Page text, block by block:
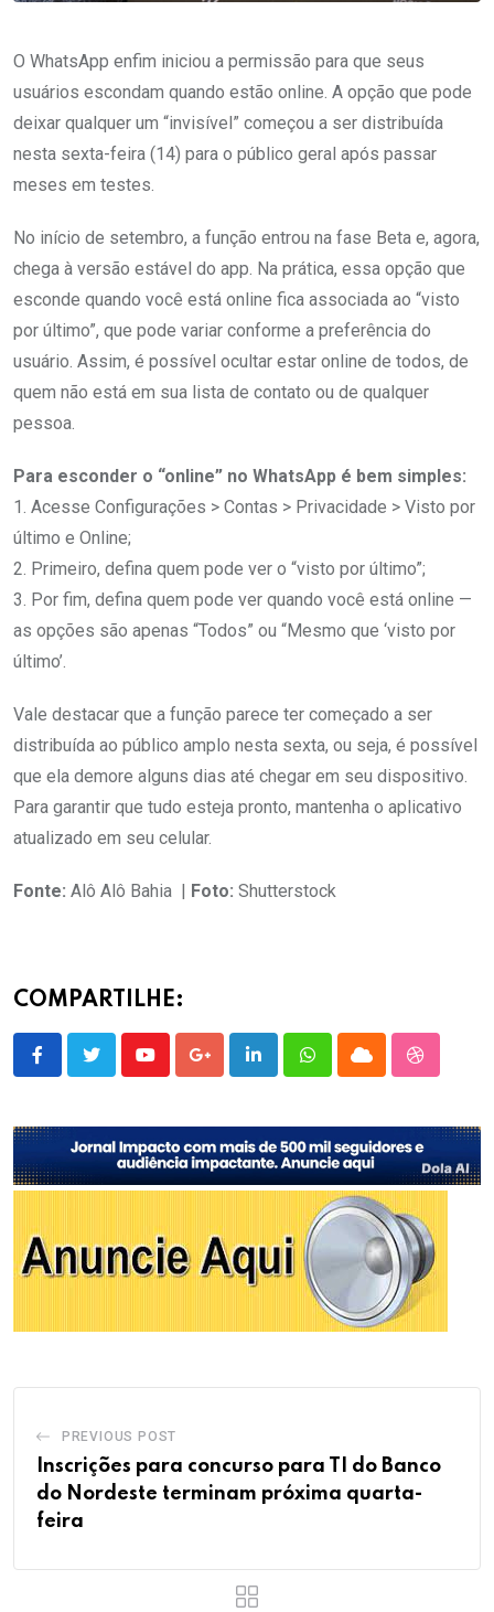
O WhatsApp enfim iniciou a permissão para que seus
usuários escondam quando estão online. A opção que pode
deixar qualquer um “invisível” começou a ser distribuída
nesta sexta-feira (14) para o público geral após passar
meses em testes.
No início de setembro, a função entrou na fase Beta e, agora,
chega à versão estável do app. Na prática, essa opção que
esconde quando você está online fica associada ao “visto
por último”, que pode variar conforme a preferência do
usuário. Assim, é possível ocultar estar online de todos, de
quem não está em sua lista de contato ou de qualquer
pessoa.
Para esconder o “online” no WhatsApp é bem simples:
1. Acesse Configurações > Contas > Privacidade > Visto por
último e Online;
2. Primeiro, defina quem pode ver o “visto por último”;
3. Por fim, defina quem pode ver quando você está online —
as opções são apenas “Todos” ou “Mesmo que ‘visto por
último’.
Vale destacar que a função parece ter começado a ser
distribuída ao público amplo nesta sexta, ou seja, é possível
que ela demore alguns dias até chegar em seu dispositivo.
Para garantir que tudo esteja pronto, mantenha o aplicativo
atualizado em seu celular.
Fonte: Alô Alô Bahia | Foto: Shutterstock
COMPARTILHE:
YoutubeGoogle+LinkedInWhatsappCloud
PREVIOUS POST
Inscrições para concurso para TI do Banco
do Nordeste terminam próxima quarta-
feira